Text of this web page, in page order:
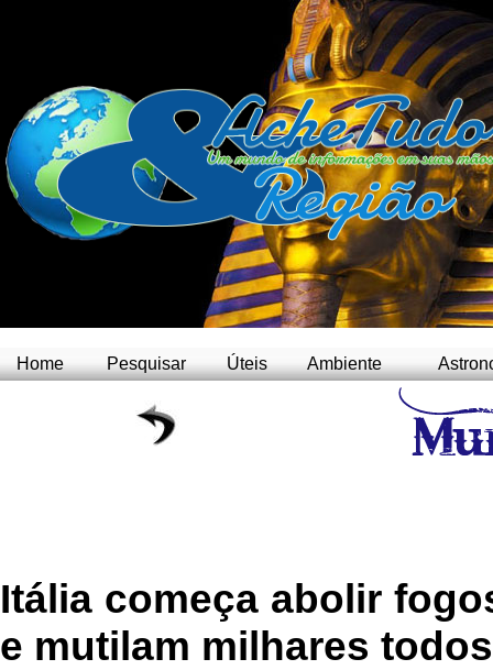
Home Pesquisar Úteis Ambiente
Itália começa abolir
e mutilam milhares